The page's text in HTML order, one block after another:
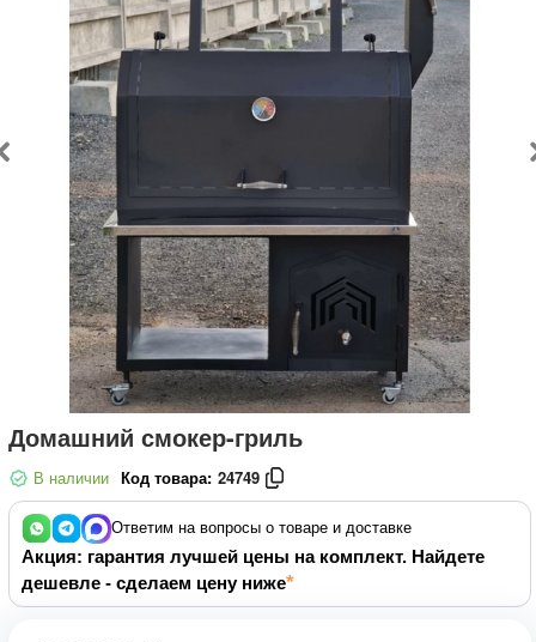
Домашний смокер-гриль
В наличии Код товара: 24749
Ответим на вопросы о товаре и доставке
Акция: гарантия лучшей цены на комплект. Найдете
дешевле - сделаем цену ниже